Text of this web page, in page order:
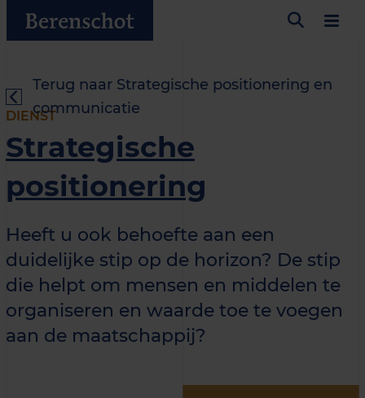
Terug naar Strategische positionering en
communicatie
DIENST
Strategische
positionering
Heeft u ook behoefte aan een
duidelijke stip op de horizon? De stip
die helpt om mensen en middelen te
organiseren en waarde toe te voegen
aan de maatschappij?